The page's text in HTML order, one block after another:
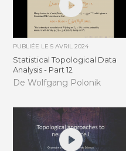
PUBLIÉE LE5 AVRIL 2024
Statistical Topological Data
Analysis - Part 12
De Wolfgang Polonik